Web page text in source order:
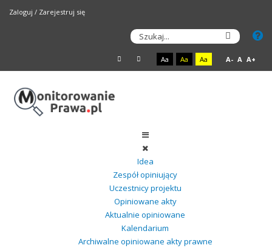
Zaloguj / Zarejestruj się
Aa Aa Aa A- A A+
Idea
Zespół opiniujący
Uczestnicy projektu
Opiniowane akty
Aktualnie opiniowane
Kalendarium
Archiwalne opiniowane akty prawne